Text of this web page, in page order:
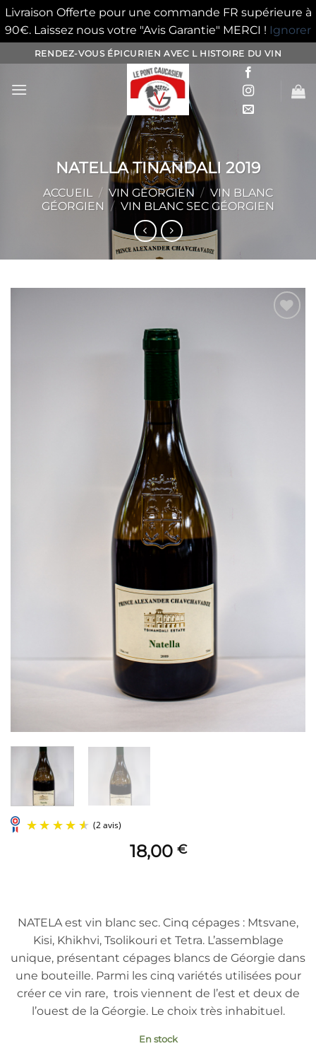
Livraison Offerte pour une commande FR supérieure à
90€. Laissez nous votre "Avis Garantie" MERCI ! Ignorer
Passer
au
contenu
RENDEZ-VOUS ÉPICURIEN AVEC L HISTOIRE DU VIN
NATELLA TINANDALI 2019
ACCUEIL / VIN GÉORGIEN / VIN BLANC
GÉORGIEN / VIN BLANC SEC GÉORGIEN
(2 avis)
18,00 €
NATELA est vin blanc sec. Cinq cépages : Mtsvane,
Kisi, Khikhvi, Tsolikouri et Tetra. L’assemblage
unique, présentant cépages blancs de Géorgie dans
une bouteille. Parmi les cinq variétés utilisées pour
créer ce vin rare, trois viennent de l’est et deux de
l’ouest de la Géorgie. Le choix très inhabituel.
En stock